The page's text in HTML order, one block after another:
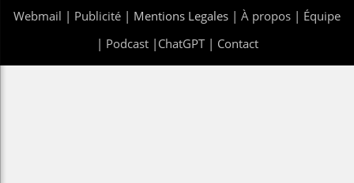
Webmail | Publicité | Mentions Legales | À propos | Équipe
| Podcast| ChatGPT| Contact